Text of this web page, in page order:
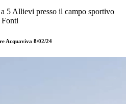
5 Allievi presso il campo sportivo
Acquaviva 8/02/24